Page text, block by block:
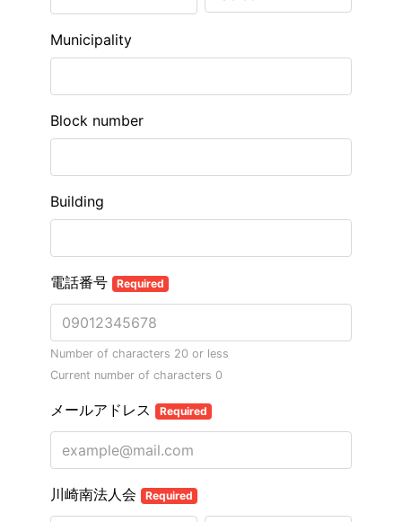
Municipality
Block number
Building
電話番号 Required
Number of characters 20 or less
Current number of characters 0
メールアドレス Required
川崎南法人会 Required